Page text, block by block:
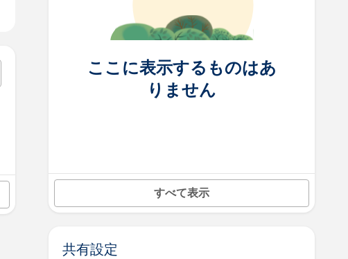
ここに表示するものはあ
りません
すべて表示
共有設定